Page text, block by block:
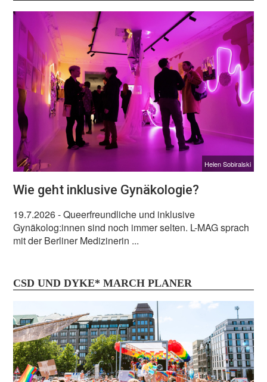
Helen Sobiralski
Wie geht inklusive Gynäkologie?
19.7.2026- Queerfreundliche und inklusive
Gynäkolog:innen sind noch immer selten. L-MAG sprach
mit der Berliner Medizinerin ...
CSD UND DYKE* MARCH PLANER